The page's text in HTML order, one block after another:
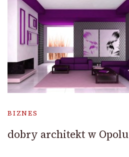
BIZNES
dobry architekt w Opolu